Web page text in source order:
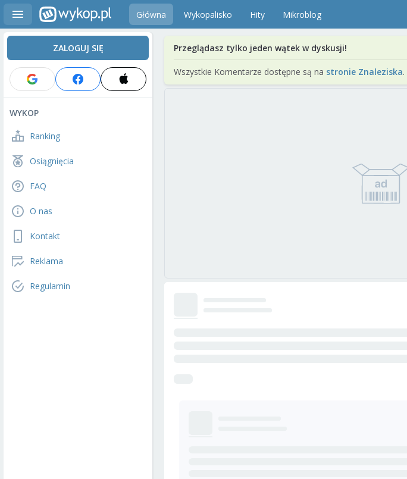
Główna Wykopalisko Hity Mikroblog
ZALOGUJ SIĘ
WYKOP
Ranking
Osiągnięcia
FAQ
O nas
Kontakt
Reklama
Regulamin
Przeglądasz tylko jeden wątek w dyskusji!
Wszystkie Komentarze dostępne są na stronie Znaleziska.